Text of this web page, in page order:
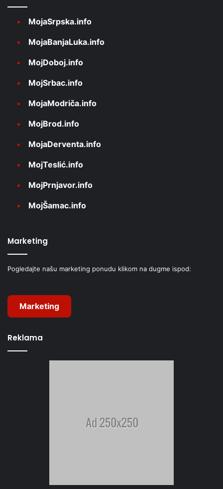
MojaSrpska.info
MojaBanjaLuka.info
MojDoboj.info
MojSrbac.info
MojaModriča.info
MojBrod.info
MojaDerventa.info
MojTeslić.info
MojPrnjavor.info
MojŠamac.info
Marketing
Pogledajte našu marketing ponudu klikom na dugme ispod:
Marketing
Reklama